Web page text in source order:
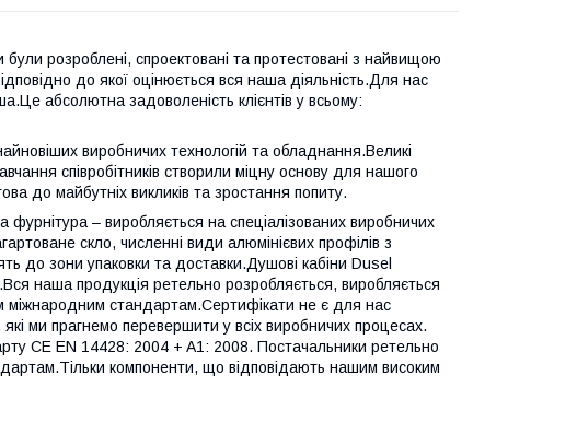
розроблені, спроектовані та протестовані з найвищою
до якої оцінюється вся наша діяльність.Для нас
абсолютна задоволеність клієнтів у всьому:
виробничих технологій та обладнання.Великі
співробітників створили міцну основу для нашого
до майбутніх викликів та зростання попиту.
фурнітура – ​​виробляється на спеціалізованих виробничих
скло, численні види алюмінієвих профілів з
до зони упаковки та доставки.Душові кабіни Dusel
наша продукція ретельно розробляється, виробляється
міжнародним стандартам.Сертифікати не є для нас
ми прагнемо перевершити у всіх виробничих процесах.
CE EN 14428: 2004 + A1: 2008. Постачальники ретельно
компоненти, що відповідають нашим високим